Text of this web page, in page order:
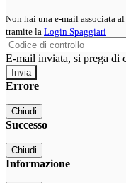
Non hai una e-mail associata
tramite la Login Spaggiari
E-mail inviata, si prega di
Errore
Chiudi
Successo
Chiudi
Informazione